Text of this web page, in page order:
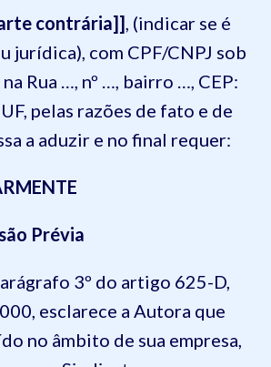
contrária]] , (indicar se é
jurídica), com CPF/CNPJ sob
Rua …, nº …, bairro …, CEP:
pelas razões de fato e de
a aduzir e no final requer:
Prévia
3º do artigo 625-D,
esclarece a Autora que
no âmbito de sua empresa,